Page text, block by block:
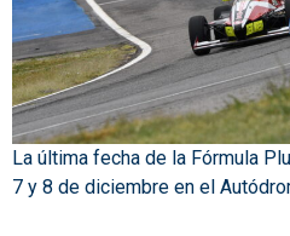
La última fecha de la Fórmula
7 y 8 de diciembre en el